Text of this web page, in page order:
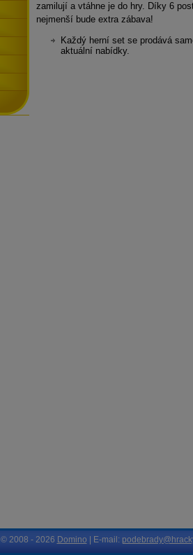
zamilují a vtáhne je do hry. Díky 6
nejmenší bude extra zábava!
Každý herní set se prodává
aktuální nabídky.
© 2008 - 2026 Domino | E-mail: